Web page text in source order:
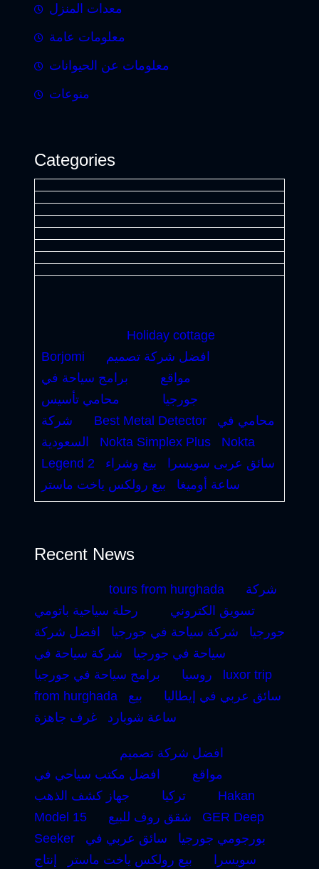
معدات المنزل
معلومات عامة
معلومات عن الحيوانات
منوعات
Categories
Holiday cottage
Borjomi
افضل شركة تصميم
مواقع
برامج سياحة في
جورجيا
محامي تأسيس
شركة
Best Metal Detector
محامي في
السعودية
Nokta Simplex Plus
Nokta
Legend 2
سائق عربى سويسرا
بيع وشراء
ساعة أوميغا
بيع رولكس ياخت ماستر
Recent News
tours from hurghada
شركة
تسويق الكتروني
رحلة سياحية باتومي
جورجيا
شركة سياحة في جورجيا
افضل شركة
سياحة في جورجيا
شركة سياحة في
روسيا
برامج سياحة في جورجيا
luxor trip
from hurghada
سائق عربي في إيطاليا
بيع
ساعة شوبارد
غرف جاهزة
افضل شركة تصميم
مواقع
افضل مكتب سياحي في
تركيا
جهاز كشف الذهب
Hakan
Model 15
شقق روف للبيع
GER Deep
Seeker
بورجومي جورجيا
سائق عربي في
سويسرا
بيع رولكس ياخت ماستر إنتاج